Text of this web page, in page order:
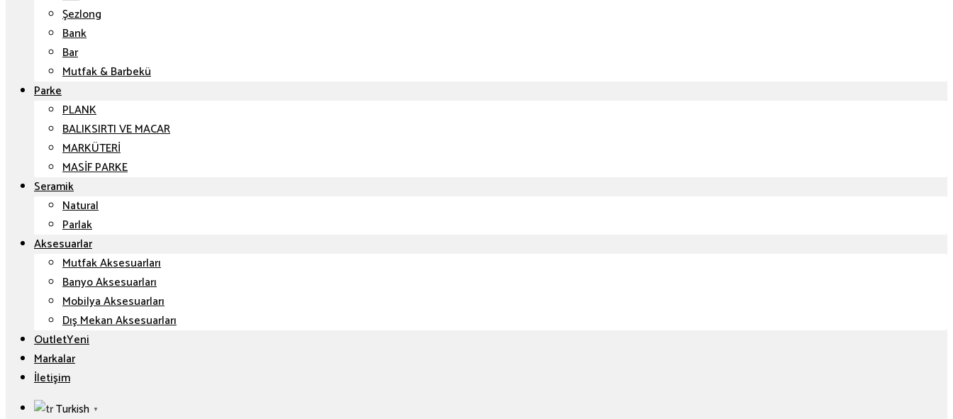
Şezlong
Bank
Bar
Mutfak & Barbekü
Parke
PLANK
BALIKSIRTI VE MACAR
MARKÜTERİ
MASİF PARKE
Seramik
Natural
Parlak
Aksesuarlar
Mutfak Aksesuarları
Banyo Aksesuarları
Mobilya Aksesuarları
Dış Mekan Aksesuarları
Outlet
Markalar
İletişim
Turkish ▼